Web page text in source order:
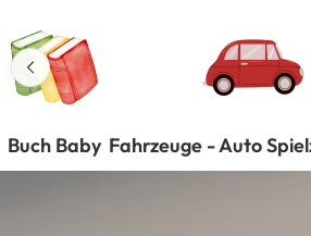
Buch Baby Fahrzeuge - Auto